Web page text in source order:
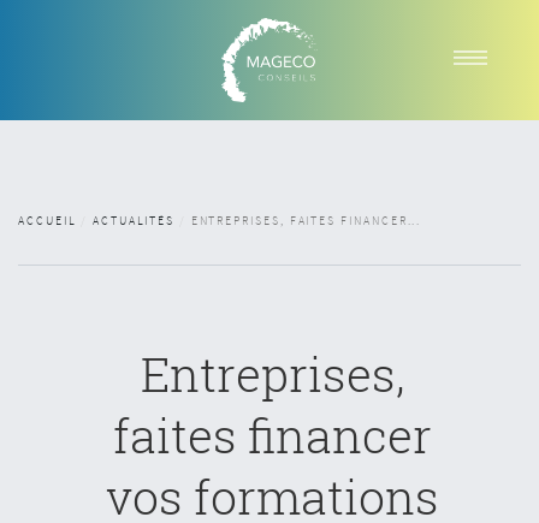
CONTACTS
ACCUEIL ACTUALITÉS ENTREPRISES, FAITES FINANCER...
Entreprises,
faites financer
vos formations